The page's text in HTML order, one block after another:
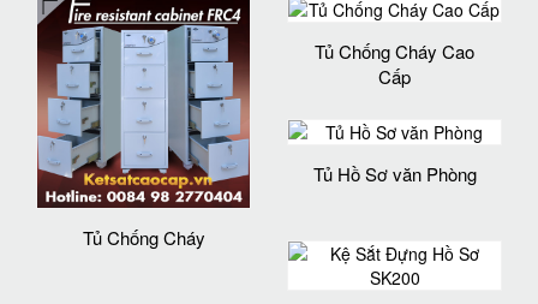
Tủ Chống Cháy
Tủ Chống Cháy Cao
Cấp
Tủ Hồ Sơ văn Phòng